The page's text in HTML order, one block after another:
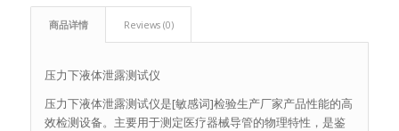
商品详情 Reviews (0)
压力下液体泄露测试仪
压力下液体泄露测试仪是[敏感词]检验生产厂家产品性能的高
效检测设备。主要用于测定医疗器械导管的物理特性，是鉴